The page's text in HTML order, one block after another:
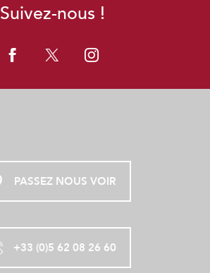
Suivez-nous !
PASSEZ NOUS VOIR
+33 (0)5 62 08 26 60